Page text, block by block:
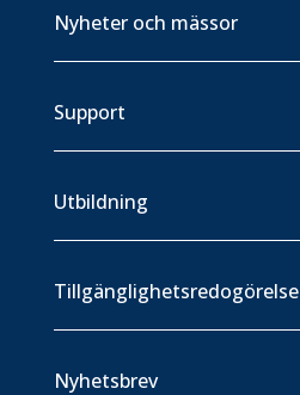
Nyheter och mässor
Support
Utbildning
Tillgänglighetsredogörelse
Nyhetsbrev